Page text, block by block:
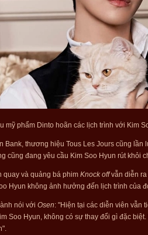
mỹ phẩm Dinto hoãn các lịch trình với Kim
Bank, thương hiệu Tous Les Jours cũng
cũng đang yêu cầu Kim Soo Hyun rút khỏi
quay và quảng bá phim Knock offvẫn diễn ra
Hyun không ảnh hưởng đến lịch trình của
nói với Osen: "Hiện tại các diễn viên vẫn
Soo Hyun, không có sự thay đổi gì đặc